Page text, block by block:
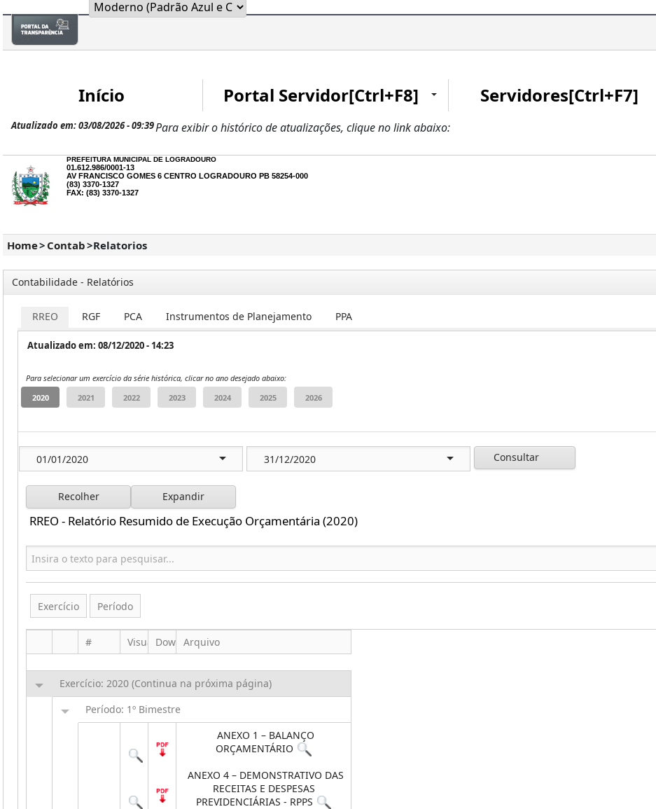
Início Portal Servidor[Ctrl+F8] Servidores[Ctrl+F7]
Para exibir o histórico de atualizações, clique no link abaixo:
Atualizado em: 03/08/2026 - 09:39
PREFEITURA MUNICIPAL DE LOGRADOURO
01.612.986/0001-13
AV FRANCISCO GOMES 6 CENTRO LOGRADOURO PB 58254-000
(83) 3370-1327
FAX: (83) 3370-1327
Home> Contab>Relatorios
Contabilidade - Relatórios
RREO RGF PCA Instrumentos de Planejamento PPA
Atualizado em: 08/12/2020 - 14:23
Para selecionar um exercício da série histórica, clicar no ano desejado abaixo:
Consultar
Recolher Expandir
RREO - Relatório Resumido de Execução Orçamentária (2020)
Exercício Período
# VisualizarDownloadArquivo
Exercício: 2020 (Continua na próxima página)
Período: 1º Bimestre
ANEXO 1 – BALANÇO
ORÇAMENTÁRIO
ANEXO 4 – DEMONSTRATIVO DAS
RECEITAS E DESPESAS
PREVIDENCIÁRIAS - RPPS